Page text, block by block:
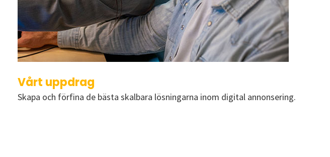
Vårt uppdrag
Skapa och förfina de bästa skalbara lösningarna inom digital annonsering.